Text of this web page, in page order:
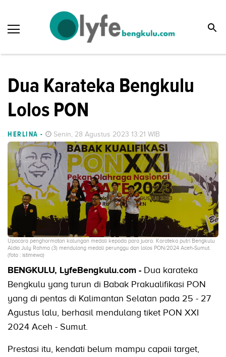
Dua Karateka Bengkulu
Lolos PON
HERLINA - Senin, 28 Agustus 2023 13:21 WIB
Upacara penghormatan kalungan medali kepada para juara. Karateka putri Bengkulu
Aldia July Rahma (3) mendulang medali perunggu dan lolos PON/2024 Aceh-Sumut.
(foto : istimewa)
BENGKULU, LyfeBengkulu.com - Dua karateka
Bengkulu yang turun di Babak Prakualifikasi PON
yang di pentas di Kalimantan Selatan pada 25 - 27
Agustus lalu, berhasil mendulang tiket PON XXI
2024 Aceh - Sumut.
Prestasi itu, kendati belum mampu capaii target,